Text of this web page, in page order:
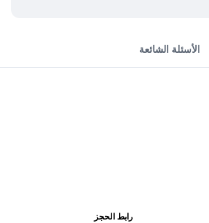
الأسئلة الشائعة
رابط الحجز